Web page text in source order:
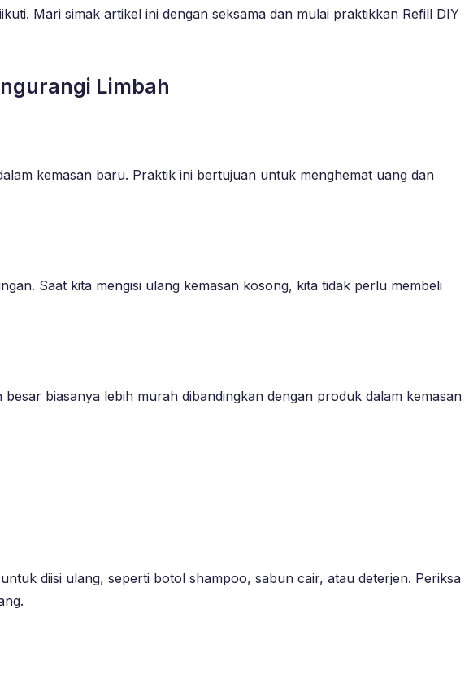
Mari simak artikel ini dengan seksama dan mulai praktikkan Refill DIY
Limbah
kemasan baru. Praktik ini bertujuan untuk menghemat uang dan
Saat kita mengisi ulang kemasan kosong, kita tidak perlu membeli
biasanya lebih murah dibandingkan dengan produk dalam kemasan
diisi ulang, seperti botol shampoo, sabun cair, atau deterjen. Periksa